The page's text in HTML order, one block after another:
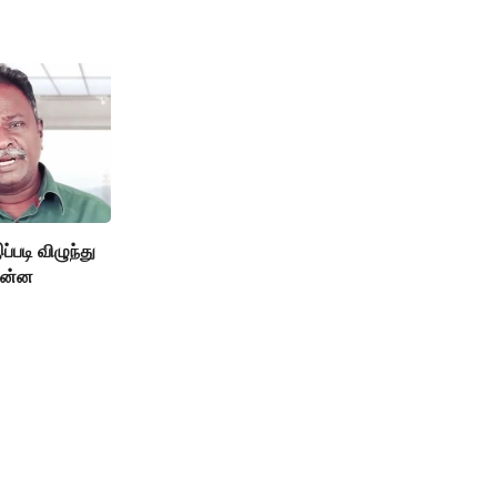
விழுந்து